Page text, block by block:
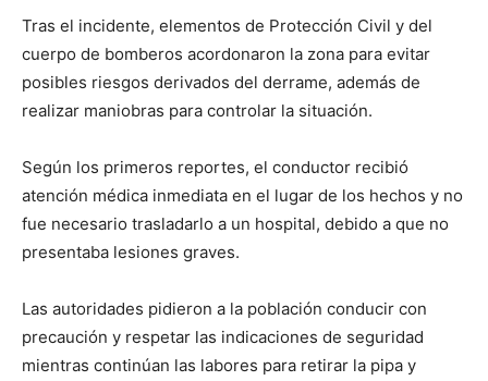
Tras el incidente, elementos de Protección Civil y del
cuerpo de bomberos acordonaron la zona para evitar
posibles riesgos derivados del derrame, además de
realizar maniobras para controlar la situación.
Según los primeros reportes, el conductor recibió
atención médica inmediata en el lugar de los hechos y no
fue necesario trasladarlo a un hospital, debido a que no
presentaba lesiones graves.
Las autoridades pidieron a la población conducir con
precaución y respetar las indicaciones de seguridad
mientras continúan las labores para retirar la pipa y